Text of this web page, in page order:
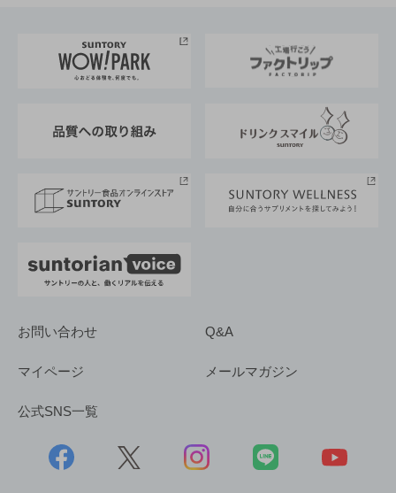
地域情報
サントリーサンバーズ大阪
サントリーが考えるサステナビリティ経営
企業概要
採用情報
お問い合わせ Q&A
マイページ メールマガジン
公式SNS一覧